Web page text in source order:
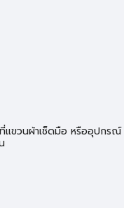
ขวนผ้าเช็ดมือ หรืออุปกรณ์